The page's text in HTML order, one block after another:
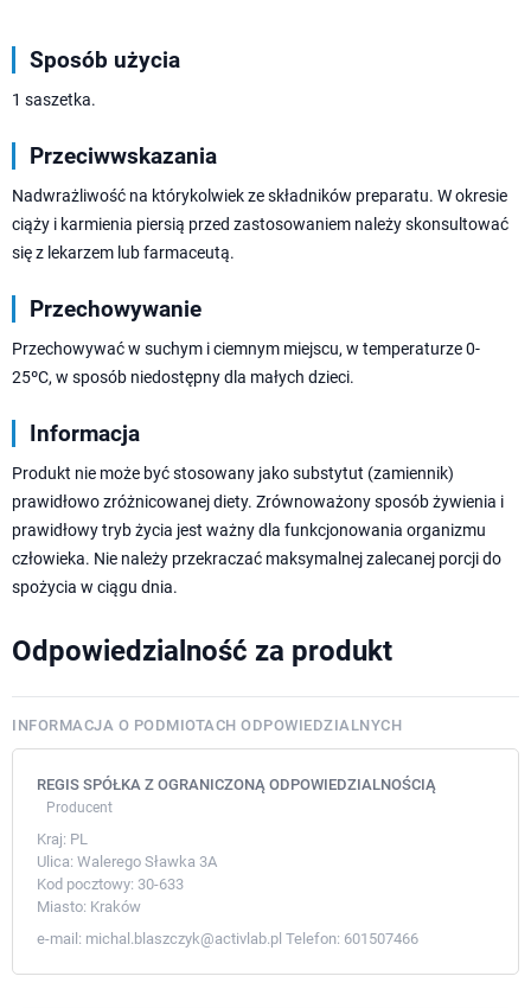
Sposób użycia
1 saszetka.
Przeciwwskazania
Nadwrażliwość na którykolwiek ze składników preparatu. W okresie
ciąży i karmienia piersią przed zastosowaniem należy skonsultować
się z lekarzem lub farmaceutą.
Przechowywanie
Przechowywać w suchym i ciemnym miejscu, w temperaturze 0-
25ºC, w sposób niedostępny dla małych dzieci.
Informacja
Produkt nie może być stosowany jako substytut (zamiennik)
prawidłowo zróżnicowanej diety. Zrównoważony sposób żywienia i
prawidłowy tryb życia jest ważny dla funkcjonowania organizmu
człowieka. Nie należy przekraczać maksymalnej zalecanej porcji do
spożycia w ciągu dnia.
Odpowiedzialność za produkt
INFORMACJA O PODMIOTACH ODPOWIEDZIALNYCH
REGIS SPÓŁKA Z OGRANICZONĄ ODPOWIEDZIALNOŚCIĄ
Producent
Kraj: PL
Ulica: Walerego Sławka 3A
Kod pocztowy: 30-633
Miasto: Kraków
e-mail: michal.blaszczyk@activlab.pl Telefon: 601507466